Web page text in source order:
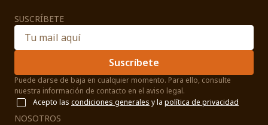
SUSCRÍBETE
Suscríbete
Puede darse de baja en cualquier momento. Para ello, consulte
nuestra información de contacto en el aviso legal.
Acepto las condiciones generales y la política de privacidad
NOSOTROS